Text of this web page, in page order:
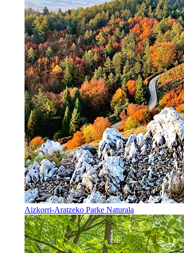
Aizkorri-Aratzeko Parke Naturala